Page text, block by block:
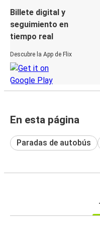
Billete digital y
seguimiento en
tiempo real
Descubre la App de Flix
En esta página
Paradas de autobús